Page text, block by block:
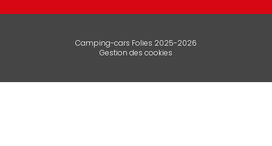
Camping-cars Folies 2025-2026
Gestion des cookies